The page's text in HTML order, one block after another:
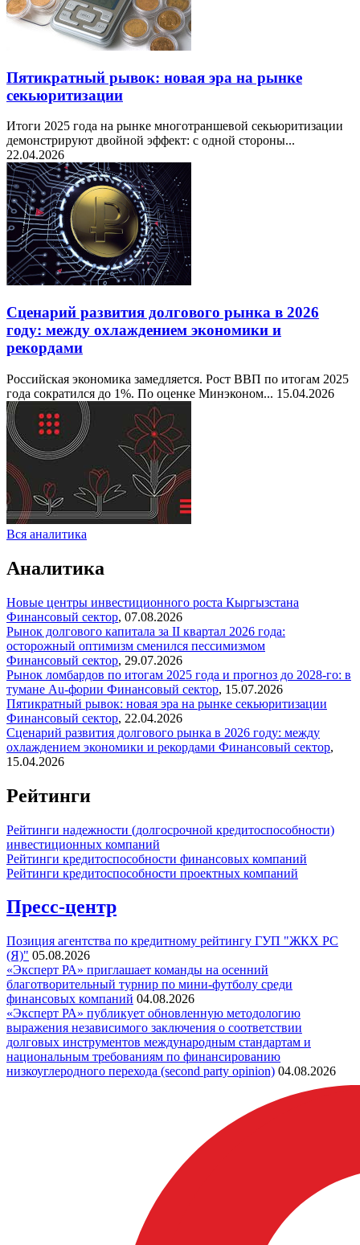
Пятикратный рывок: новая эра на рынке
секьюритизации
Итоги 2025 года на рынке многотраншевой секьюритизации
демонстрируют двойной эффект: с одной стороны...
22.04.2026
Сценарий развития долгового рынка в 2026
году: между охлаждением экономики и
рекордами
Российская экономика замедляется. Рост ВВП по итогам 2025
года сократился до 1%. По оценке Минэконом... 15.04.2026
Вся аналитика
Аналитика
Новые центры инвестиционного роста Кыргызстана
Финансовый сектор, 07.08.2026
Рынок долгового капитала за II квартал 2026 года:
осторожный оптимизм сменился пессимизмом
Финансовый сектор, 29.07.2026
Рынок ломбардов по итогам 2025 года и прогноз до 2028-го: в
тумане Au-фории Финансовый сектор, 15.07.2026
Пятикратный рывок: новая эра на рынке секьюритизации
Финансовый сектор, 22.04.2026
Сценарий развития долгового рынка в 2026 году: между
охлаждением экономики и рекордами Финансовый сектор,
15.04.2026
Рейтинги
Рейтинги надежности (долгосрочной кредитоспособности)
инвестиционных компаний
Рейтинги кредитоспособности финансовых компаний
Рейтинги кредитоспособности проектных компаний
Пресс-центр
Позиция агентства по кредитному рейтингу ГУП "ЖКХ РС
(Я)" 05.08.2026
«Эксперт РА» приглашает команды на осенний
благотворительный турнир по мини-футболу среди
финансовых компаний 04.08.2026
«Эксперт РА» публикует обновленную методологию
выражения независимого заключения о соответствии
долговых инструментов международным стандартам и
национальным требованиям по финансированию
низкоуглеродного перехода (second party opinion) 04.08.2026